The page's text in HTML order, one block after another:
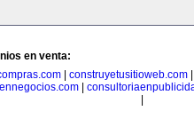
en venta:
construyetusitioweb.com
|